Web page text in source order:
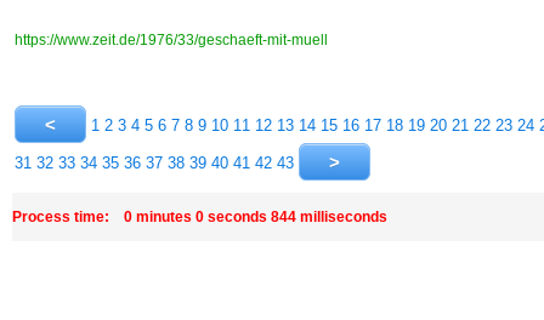
https://www.zeit.de/1976/33/geschaeft-mit-muell
1 2 3 4 5 6 7 8 9 10 11 12 13 14 15 16 17 18 19 20 21 22 23 24
31 32 33 34 35 36 37 38 39 40 41 42 43
Process time: 0 minutes 0 seconds 844 milliseconds